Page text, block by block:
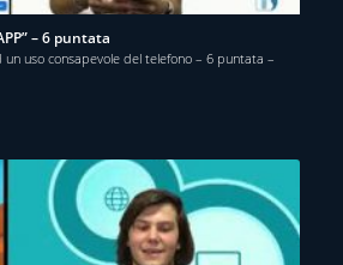
– 6 puntata
un uso consapevole del telefono – 6 puntata –